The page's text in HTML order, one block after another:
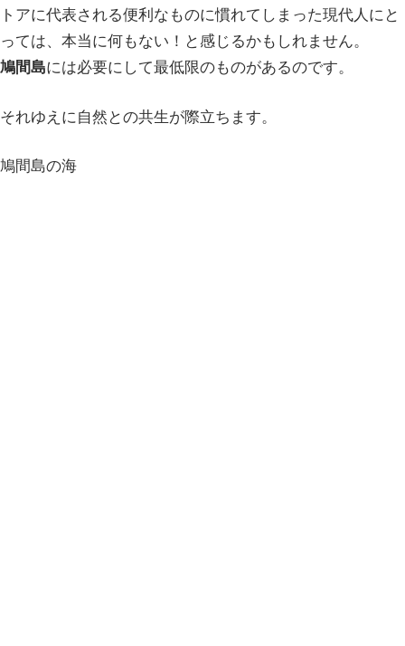
トアに代表される便利なものに慣れてしまった現代人にと
っては、本当に何もない！と感じるかもしれません。
鳩間島には必要にして最低限のものがあるのです。
それゆえに自然との共生が際立ちます。
鳩間島の海